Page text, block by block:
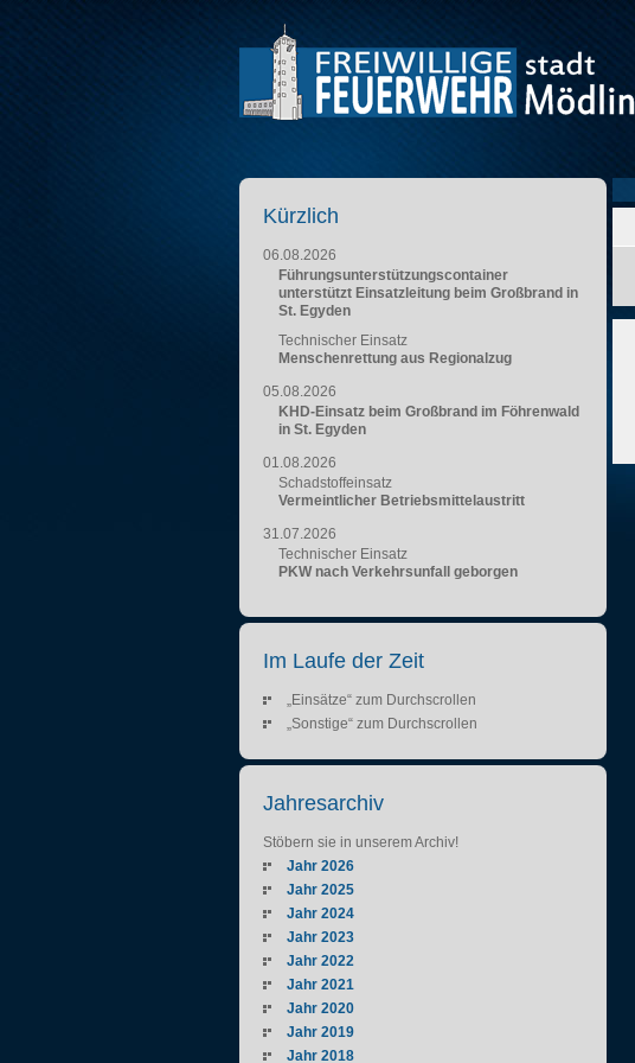
Kürzlich
06.08.2026
Führungsunterstützungscontainer
unterstützt Einsatzleitung beim Großbrand in
St. Egyden
Technischer Einsatz
Menschenrettung aus Regionalzug
05.08.2026
KHD-Einsatz beim Großbrand im Föhrenwald
in St. Egyden
01.08.2026
Schadstoffeinsatz
Vermeintlicher Betriebsmittelaustritt
31.07.2026
Technischer Einsatz
PKW nach Verkehrsunfall geborgen
Im Laufe der Zeit
„Einsätze“ zum Durchscrollen
„Sonstige“ zum Durchscrollen
Jahresarchiv
Stöbern sie in unserem Archiv!
Jahr 2026
Jahr 2025
Jahr 2024
Jahr 2023
Jahr 2022
Jahr 2021
Jahr 2020
Jahr 2019
Jahr 2018